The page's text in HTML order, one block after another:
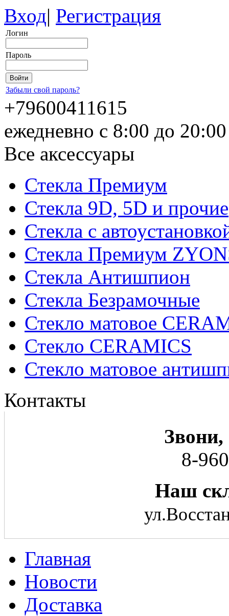
Вход| Регистрация
Логин
Пароль
Забыли свой пароль?
+79600411615
ежедневно с 8:00 до
Все аксессуары
Стекла Премиум
Стекла 9D, 5D и прочие
Стекла с
Стекла Премиум
Стекла Антишпион
Стекла Безрамочные
Стекло матовое
Стекло CERAMICS
Стекло матовое
Контакты
8-
Наш
Главная
Новости
Доставка